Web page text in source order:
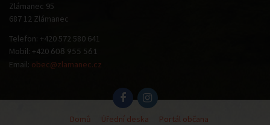
Zlámanec 95
687 12 Zlámanec
Telefon: +420 572 580 641
Mobil: +420 608 955 561
Email: obec@zlamanec.cz
Domů Úřední deska Portál občana